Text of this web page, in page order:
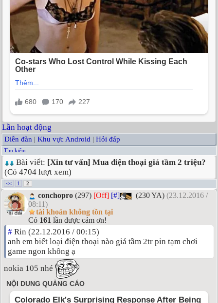
Lần hoạt động
Diễn đàn | Khu vực Android | Hỏi đáp
Tìm kiếm
Bài viết: [Xin tư vấn] Mua điện thoại giá tầm 2 triệu?
(Có 4704 lượt xem)
<< 1 2
conchopro (297) [Off] [#] (230 YA) (23.12.2016 /
08:11)
tài khoản không tồn tại
Có 161 lần được cảm ơn!
# Rin (22.12.2016 / 00:15)
anh em biết loại điện thoại nào giá tầm 2tr pin tạm chơi
game ngon không ạ
nokia 105 nhé